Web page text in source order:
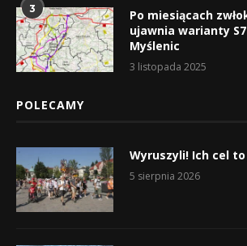
3
Po miesiącach
ujawnia warianty
Myślenic
3 listopada 2025
POLECAMY
Wyruszyli! Ich cel to
5 sierpnia 2026